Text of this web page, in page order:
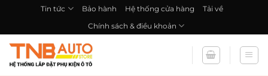
nội
dung
Tin tức Bảo hành Hệ thống cửa hàng
Tải về
Chính sách & điều khoản